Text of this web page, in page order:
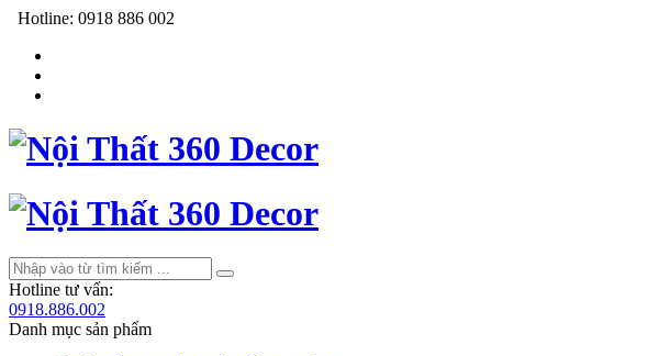
Hotline: 0918 886 002
Hotline tư vấn:
0918.886.002
Danh mục sản phẩm